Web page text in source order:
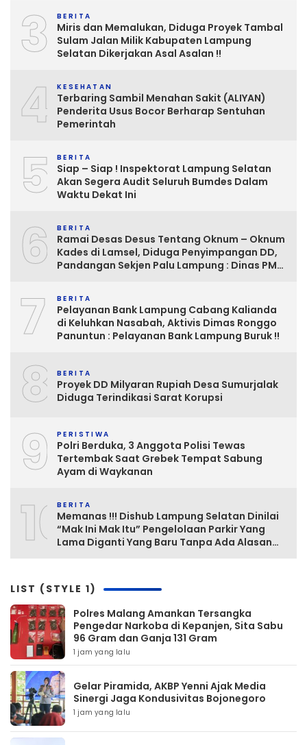
3 BERITA
Miris dan Memalukan, Diduga Proyek Tambal
Sulam Jalan Milik Kabupaten Lampung
Selatan Dikerjakan Asal Asalan !!
4 KESEHATAN
Terbaring Sambil Menahan Sakit (ALIYAN)
Penderita Usus Bocor Berharap Sentuhan
Pemerintah
5 BERITA
Siap – Siap ! Inspektorat Lampung Selatan
Akan Segera Audit Seluruh Bumdes Dalam
Waktu Dekat Ini
6 BERITA
Ramai Desas Desus Tentang Oknum – Oknum
Kades di Lamsel, Diduga Penyimpangan DD,
Pandangan Sekjen Palu Lampung : Dinas PMD
7 BERITA
Pelayanan Bank Lampung Cabang Kalianda
di Keluhkan Nasabah, Aktivis Dimas Ronggo
Panuntun : Pelayanan Bank Lampung Buruk !!
8 BERITA
Proyek DD Milyaran Rupiah Desa Sumurjalak
Diduga Terindikasi Sarat Korupsi
9 PERISTIWA
Polri Berduka, 3 Anggota Polisi Tewas
Tertembak Saat Grebek Tempat Sabung
Ayam di Waykanan
10BERITA
Memanas !!! Dishub Lampung Selatan Dinilai
“Mak Ini Mak Itu” Pengelolaan Parkir Yang
Lama Diganti Yang Baru Tanpa Ada Alasan
LIST (STYLE 1)
Polres Malang Amankan Tersangka
Pengedar Narkoba di Kepanjen, Sita Sabu
96 Gram dan Ganja 131 Gram
1 jam yang lalu
Gelar Piramida, AKBP Yenni Ajak Media
Sinergi Jaga Kondusivitas Bojonegoro
1 jam yang lalu